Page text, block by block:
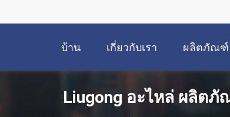
บ้าน เกี่ยวกับเรา ผลิตภัณฑ์
Liugong อะไหล่ ผลิต